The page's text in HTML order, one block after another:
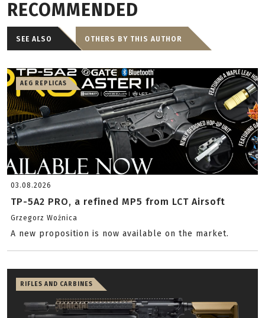
RECOMMENDED
SEE ALSO OTHERS BY THIS AUTHOR
AEG REPLICAS
03.08.2026
TP-5A2 PRO, a refined MP5 from LCT Airsoft
Grzegorz Woźnica
A new proposition is now available on the market.
RIFLES AND CARBINES